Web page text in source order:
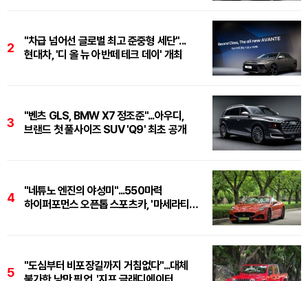
2
"차급 넘어선 글로벌 최고 준중형 세단"...
현대차, '디 올 뉴 아반떼 테크 데이' 개최
3
"벤츠 GLS, BMW X7 정조준"...아우디,
브랜드 첫 풀사이즈 SUV 'Q9' 최초 공개
4
"네튜노 엔진의 야성미"...550마력
하이퍼포먼스 오픈톱 스포츠카, '마세라티
5
"도심부터 비포장길까지 거침없다"...대체